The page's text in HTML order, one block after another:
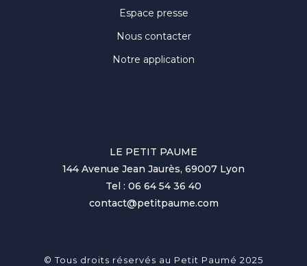
Espace presse
Nous contacter
Notre application
LE PETIT PAUME
144 Avenue Jean Jaurès, 69007 Lyon
Tel : 06 64 54 36 40
contact@petitpaume.com
© Tous droits réservés au Petit Paumé 2025